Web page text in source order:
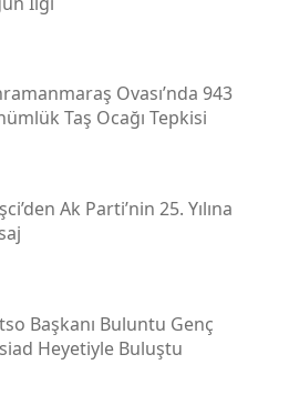
Ovası’nda 943
Taş Ocağı Tepkisi
Ak Parti’nin 25. Yılına
Başkanı Buluntu Genç
Heyetiyle Buluştu